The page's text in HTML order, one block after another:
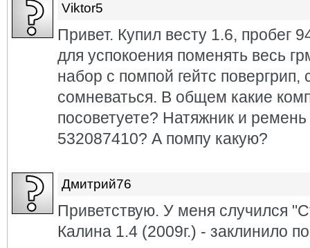
Viktor5
Привет. Купил весту 1.6, пробег
для успокоения поменять весь
набор с помпой гейтс повергрип,
сомневаться. В общем какие
посоветуете? Натяжник и
532087410? А помпу какую?
Дмитрий76
Приветствую. У меня случился
Калина 1.4 (2009г.) - заклинило